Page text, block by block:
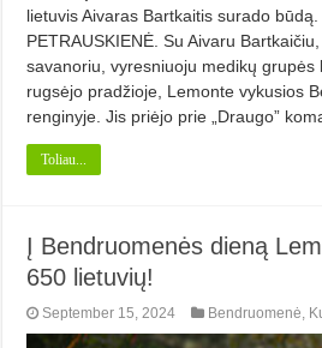
lietuvis Aivaras Bartkaitis surado būdą.
PETRAUSKIENĖ. Su Aivaru
savanoriu, vyresniuoju medikų
rugsėjo pradžioje, Lemonte vykusios
renginyje. Jis priėjo prie „Draugo”
Toliau...
Į Bendruomenės dieną
650 lietuvių!
September 15, 2024 Bendruomenė,